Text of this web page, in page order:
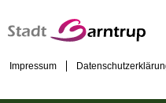
Impressum